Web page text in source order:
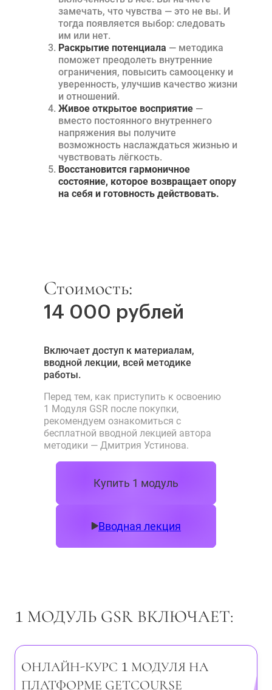
замечать, что чувства — это не вы. И
тогда появляется выбор: следовать
им или нет.
Раскрытие потенциала — методика
поможет преодолеть внутренние
ограничения, повысить самооценку и
уверенность, улучшив качество жизни
и отношений.
Живое открытое восприятие —
вместо постоянного внутреннего
напряжения вы получите
возможность наслаждаться жизнью и
чувствовать лёгкость.
Восстановится гармоничное
состояние, которое возвращает опору
на себя и готовность действовать.
Стоимость:
14 000 рублей
Включает доступ к материалам,
вводной лекции, всей методике
работы.
Перед тем, как приступить к освоению
1 Модуля GSR после покупки,
рекомендуем ознакомиться с
бесплатной вводной лекцией автора
методики — Дмитрия Устинова.
Купить 1 модуль
Вводная лекция
1 МОДУЛЬ GSR ВКЛЮЧАЕТ:
ОНЛАЙН-КУРС 1 МОДУЛЯ НА
ПЛАТФОРМЕ GETCOURSE